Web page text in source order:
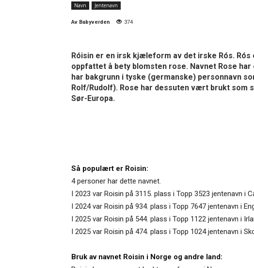
Navn Jentenavn
Av Babyverden 374
Róisin er en irsk kjæleform av det irske Rós.
oppfattet å bety blomsten rose. Navnet Rose
har bakgrunn i tyske (germanske) personnavn
Rolf/Rudolf). Rose har dessuten vært brukt som
Sør-Europa.
Så populært er Roisin:
4 personer har dette navnet.
I 2023 var Roisin på 3115. plass i Topp 3523 jentenavn i
I 2024 var Roisin på 934. plass i Topp 7647 jentenavn i
I 2025 var Roisin på 544. plass i Topp 1122 jentenavn i
I 2025 var Roisin på 474. plass i Topp 1024 jentenavn i
Bruk av navnet Roisin i Norge og andre land: